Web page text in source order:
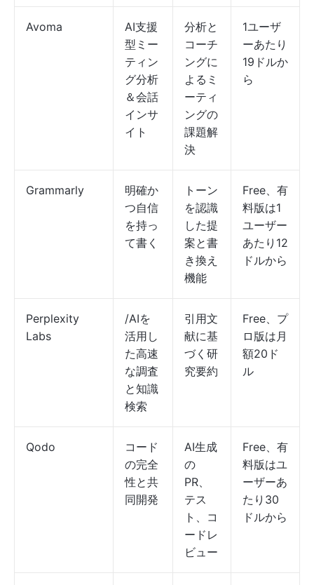
Avoma
AI支援
型ミー
ティン
グ分析
＆会話
インサ
イト
分析と
コーチ
ングに
よるミ
ーティ
ングの
課題解
決
1ユーザ
ーあたり
19ドルか
ら
Grammarly
明確か
つ自信
を持っ
て書く
トーン
を認識
した提
案と書
き換え
機能
Free、有
料版は1
ユーザー
あたり12
ドルから
Perplexity
Labs
/AIを
活用し
た高速
な調査
と知識
検索
引用文
献に基
づく研
究要約
Free、プ
ロ版は月
額20ド
ル
Qodo
コード
の完全
性と共
同開発
AI生成
の
PR、
テス
ト、コ
ードレ
ビュー
Free、有
料版はユ
ーザーあ
たり30
ドルから